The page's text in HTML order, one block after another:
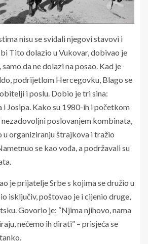
nisu se sviđali njegovi stavovi i
Tito dolazio u Vukovar, dobivao je
da ne dolazi na posao. Kad je
podrijetlom Hercegovku, Blago se
i poslu. Dobio je tri sina:
i Josipa. Kako su 1980-ih i početkom
poslovanjem kombinata,
u organiziranju štrajkova i tražio
se kao vođa, a podržavali su
je prijatelje Srbe s kojima se družio u
isključiv, poštovao je i cijenio druge,
Govorio je: “Njima njihovo, nama
nećemo ih dirati” – prisjeća se